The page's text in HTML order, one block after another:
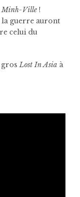
Minh-Ville!
la guerre auront
celui du
grosLost In Asia à